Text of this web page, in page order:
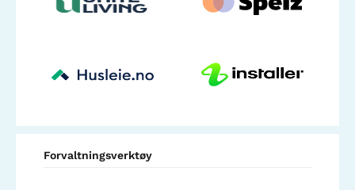
Forvaltningsverktøy